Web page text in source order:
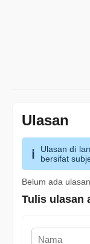
Ulasan
Ulasan di
bersifat
Belum ada ulasan
Tulis ulasan